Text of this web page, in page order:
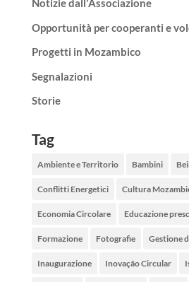
Notizie dall'Associazione
Opportunità per cooperanti e
Progetti in Mozambico
Segnalazioni
Storie
Tag
Ambiente e Territorio Bambini
Conflitti Energetici Cultura
Economia Circolare Educazione
Formazione Fotografie Gestione
Inaugurazione Inovação Circular